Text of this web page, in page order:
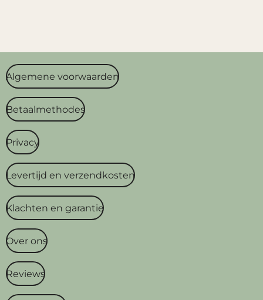
Algemene voorwaarden
Betaalmethodes
Privacy
Levertijd en verzendkosten
Klachten en garantie
Over ons
Reviews